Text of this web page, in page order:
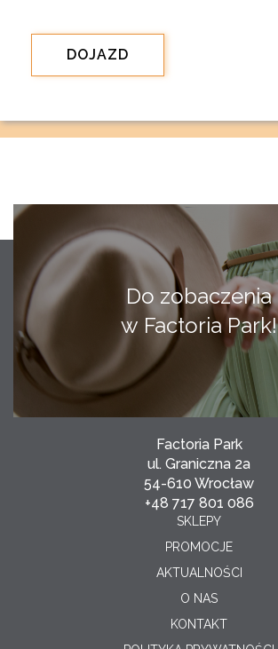
DOJAZD
Do zobaczenia
w Factoria Park!
Factoria Park
ul. Graniczna 2a
54-610 Wrocław
+48 717 801 086
SKLEPY
PROMOCJE
AKTUALNOŚCI
O NAS
KONTAKT